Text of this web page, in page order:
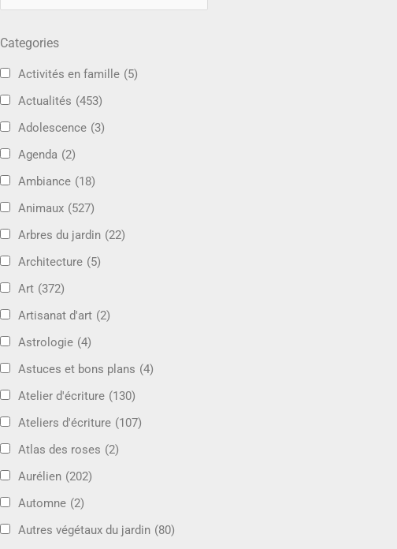
Categories
Activités en famille (5)
Actualités (453)
Adolescence (3)
Agenda (2)
Ambiance (18)
Animaux (527)
Arbres du jardin (22)
Architecture (5)
Art (372)
Artisanat d'art (2)
Astrologie (4)
Astuces et bons plans (4)
Atelier d'écriture (130)
Ateliers d'écriture (107)
Atlas des roses (2)
Aurélien (202)
Automne (2)
Autres végétaux du jardin (80)